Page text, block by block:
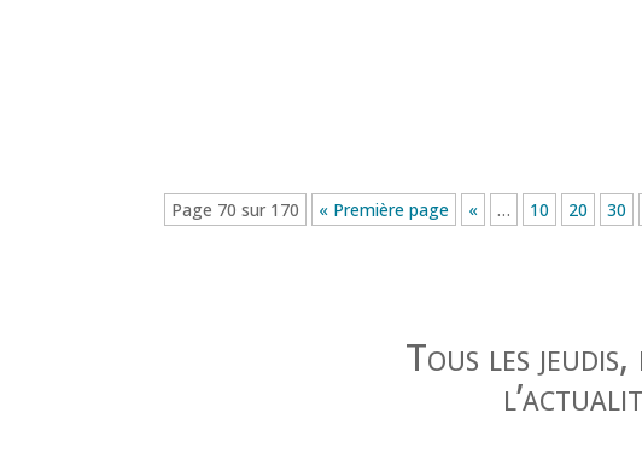
Page 70 sur 170 « Première page « … 10 20 30
Tous les jeudis,